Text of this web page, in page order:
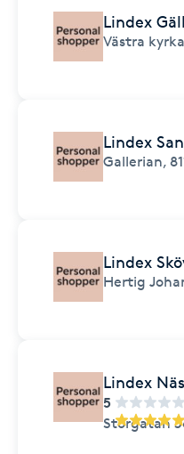
Lindex
Västra
Lindex
Gallerian,
Lindex
Hertig
Lindex
5
Storgatan